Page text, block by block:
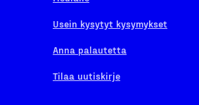
Usein kysytyt kysymykset
Anna palautetta
Tilaa uutiskirje